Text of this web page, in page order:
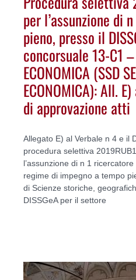
per l’assunzione di
pieno, presso il
concorsuale 13-C1
ECONOMICA (SSD
ECONOMICA): All.
di approvazione atti
Allegato E) al Verbale n 4 e il
procedura selettiva
l’assunzione di n 1
regime di impegno a tempo
di Scienze storiche,
DISSGeA per il settore